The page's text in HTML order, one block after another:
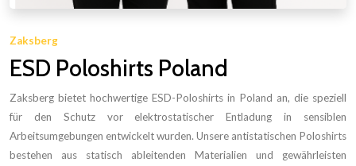
Zaksberg
ESD Poloshirts Poland
Zaksberg bietet hochwertige ESD-Poloshirts in Poland an, die speziell
für den Schutz vor elektrostatischer Entladung in sensiblen
Arbeitsumgebungen entwickelt wurden. Unsere antistatischen Poloshirts
bestehen aus statisch ableitenden Materialien und gewährleisten